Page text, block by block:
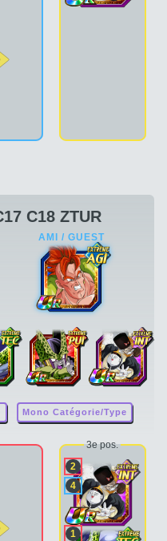
C18 ZTUR
Mono Catégorie/Type
3e pos.
2
4
1